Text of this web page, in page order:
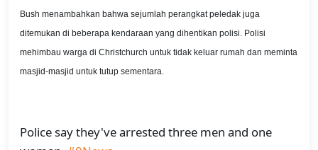
Bush menambahkan bahwa sejumlah perangkat peledak juga
ditemukan di beberapa kendaraan yang dihentikan polisi. Polisi
mehimbau warga di Christchurch untuk tidak keluar rumah dan meminta
masjid-masjid untuk tutup sementara.
Police say they've arrested three men and one